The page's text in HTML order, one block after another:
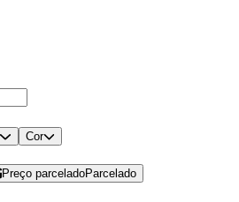
Cor
Preço parceladoParcelado